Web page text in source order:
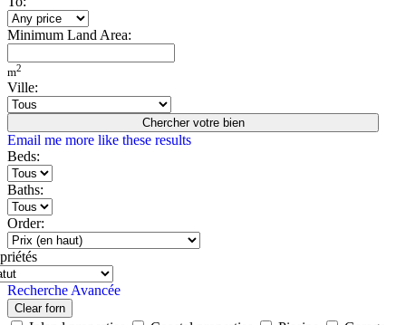
Minimum Land Area:
m2
Ville:
Chercher votre bien
Email me more like these results
Beds:
Baths:
Order:
Recherche Avancée
Clear forn